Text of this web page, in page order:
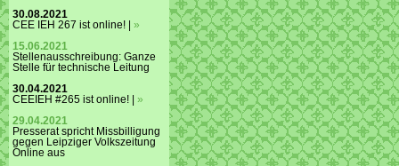
30.08.2021
CEE IEH 267 ist online! | »
15.06.2021
Stellenausschreibung: Ganze
Stelle für technische Leitung
30.04.2021
CEEIEH #265 ist online! | »
29.04.2021
Presserat spricht Missbilligung
gegen Leipziger Volkszeitung
Online aus